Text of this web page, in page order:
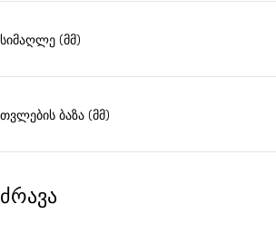
სიმაღლე (მმ)
თვლების ბაზა (მმ)
ძრავა